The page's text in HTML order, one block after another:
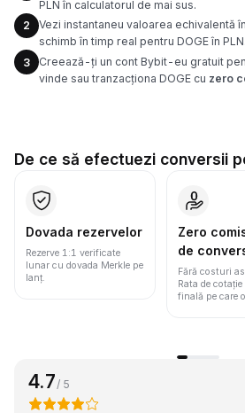
PLN în calculatorul de mai sus.
2
Vezi instantaneu valoarea echivalentă
schimb în timp real pentru DOGE în PLN.
3
Creează-ți un cont Bybit-eu gratuit
vinde sau tranzacționa DOGE cu zero
De ce să efectuezi conversii
Dovada rezervelor
Rezerve 1:1 verificate
lunar cu dovada Merkle pe
lanț.
Zero
de
Fără costuri
Rata de cotație
finală pe care
4.7 / 5